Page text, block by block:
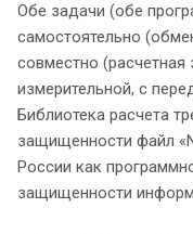
Обе задачи (обе
самостоятельно
совместно
измерительной, с
Библиотека расчета
защищенности файл
России как
защищенности